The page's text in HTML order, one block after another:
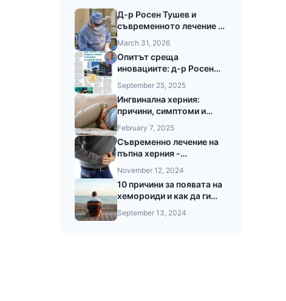
Д-р Росен Тушев и
съвременното лечение на
LEONARDO®
March 31, 2026
Опитът среща
иновациите: д-р Росен
стандарт в хирургията
September 25, 2025
Ингвинална херния:
причини, симптоми и
лечение
February 7, 2025
Съвременно лечение на
пъпна херния -
предимства при
безкръвната операция на
пъпната херния
November 12, 2024
10 причини за появата на
хемороиди и как да ги
September 13, 2024